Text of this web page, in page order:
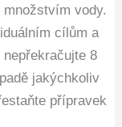
vody.
cílům a
8
jakýchkoliv
přípravek